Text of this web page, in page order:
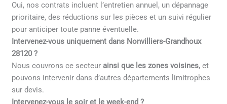
Oui, nos contrats incluent l’entretien annuel, un dépannage
prioritaire, des réductions sur les pièces et un suivi régulier
pour anticiper toute panne éventuelle.
Intervenez-vous uniquement dans Nonvilliers-Grandhoux
28120 ?
Nous couvrons ce secteur ainsi que les zones voisines, et
pouvons intervenir dans d’autres départements limitrophes
sur devis.
Intervenez-vous le soir et le week-end ?